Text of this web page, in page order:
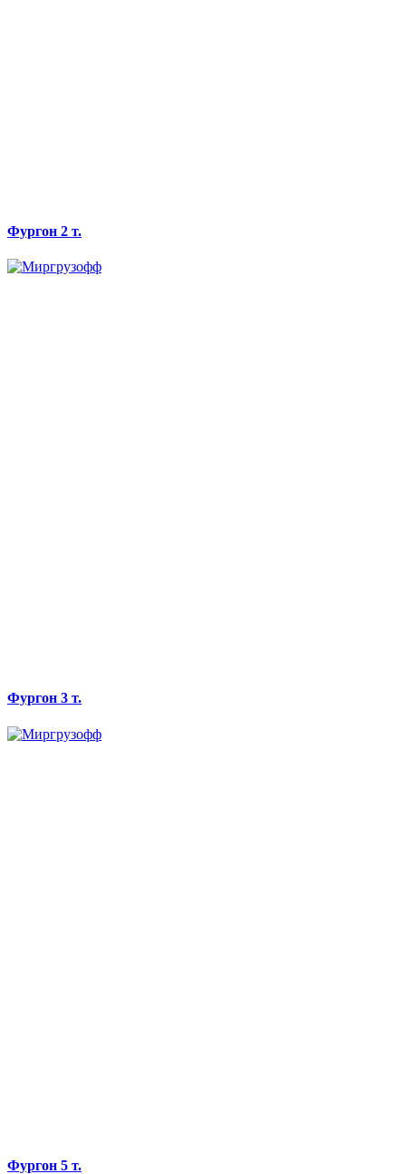
Фургон 2 т.
Фургон 3 т.
Фургон 5 т.